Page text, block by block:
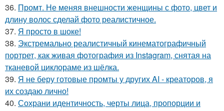
36. Промт. Не меняя внешности женщины с фото, цвет и
длину волос сделай фото реалистичное.
37. Я просто в шоке!
38. Экстремально реалистичный кинематографичный
портрет, как живая фотография из Instagram, снятая на
тканевой циклораме из шёлка.
39. Я не беру готовые промты у других AI - креаторов, я
их создаю лично!
40. Сохрани идентичность, черты лица, пропорции и